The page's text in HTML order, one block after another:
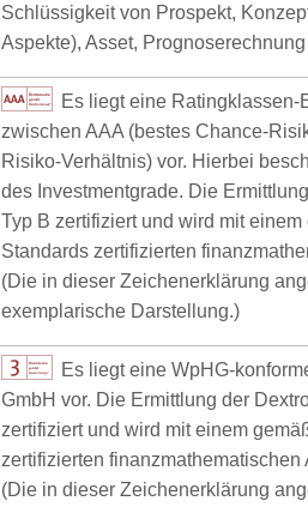
Schlüssigkeit von Prospekt,
Aspekte), Asset,
Es liegt eine Ratingklassen-
zwischen AAA (bestes Chance-
Risiko-Verhältnis) vor. Hierbei
des Investmentgrade. Die
Typ B zertifiziert und wird mit
Standards zertifizierten
(Die in dieser Zeichenerklärung
exemplarische Darstellung.)
Es liegt eine WpHG-
GmbH vor. Die Ermittlung der
zertifiziert und wird mit einem
zertifizierten
(Die in dieser Zeichenerklärung